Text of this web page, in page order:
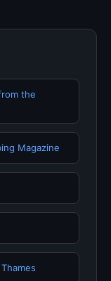
the
Magazine